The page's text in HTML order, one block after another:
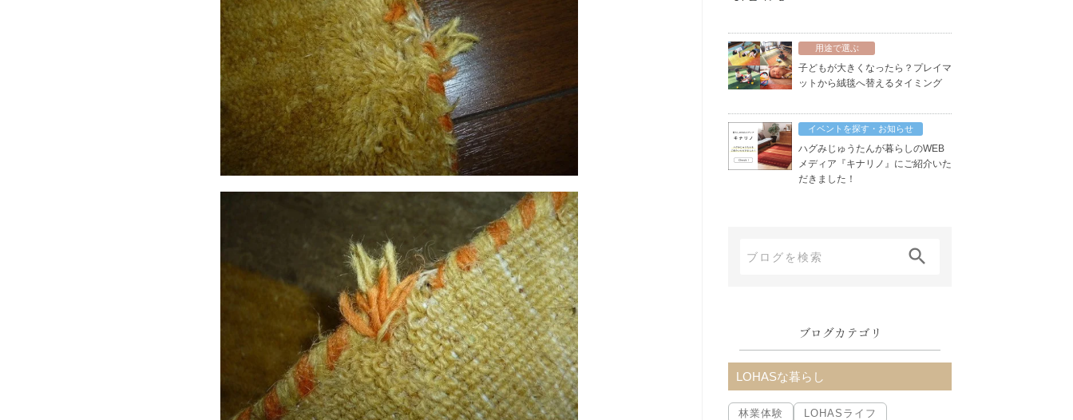
用途で選ぶ
子どもが大きくなったら？プレイマ
ットから絨毯へ替えるタイミング
イベントを探す・お知らせ
ハグみじゅうたんが暮らしのWEB
メディア『キナリノ』にご紹介いた
だきました！
ブ
索:
ブログカテゴリ
LOHASな暮らし
林業体験
LOHASライフ